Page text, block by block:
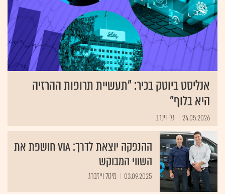
אנליסט ביוטק בכיר: "תעשיית תרופות ההרזיה
היא בלוף"
24.05.2026 גלי וינרב
ההנפקה יוצאת לדרך: VIA חושפת את
השווי המבוקש
03.09.2025 מיטל וייזברג